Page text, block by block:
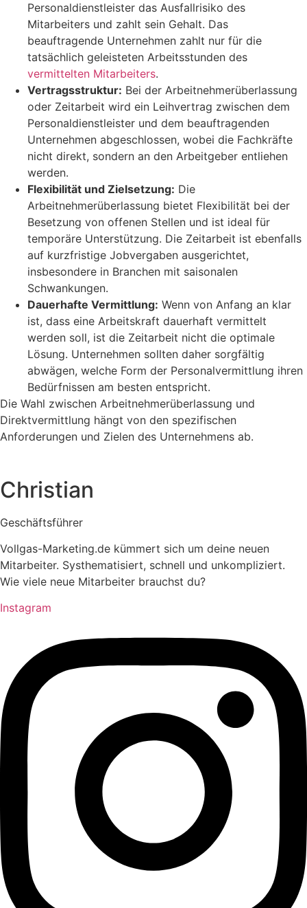
Personaldienstleister das Ausfallrisiko des
Mitarbeiters und zahlt sein Gehalt. Das
beauftragende Unternehmen zahlt nur für die
tatsächlich geleisteten Arbeitsstunden des
vermittelten Mitarbeiters.
Vertragsstruktur: Bei der Arbeitnehmerüberlassung
oder Zeitarbeit wird ein Leihvertrag zwischen dem
Personaldienstleister und dem beauftragenden
Unternehmen abgeschlossen, wobei die Fachkräfte
nicht direkt, sondern an den Arbeitgeber entliehen
werden.
Flexibilität und Zielsetzung: Die
Arbeitnehmerüberlassung bietet Flexibilität bei der
Besetzung von offenen Stellen und ist ideal für
temporäre Unterstützung. Die Zeitarbeit ist ebenfalls
auf kurzfristige Jobvergaben ausgerichtet,
insbesondere in Branchen mit saisonalen
Schwankungen.
Dauerhafte Vermittlung: Wenn von Anfang an klar
ist, dass eine Arbeitskraft dauerhaft vermittelt
werden soll, ist die Zeitarbeit nicht die optimale
Lösung. Unternehmen sollten daher sorgfältig
abwägen, welche Form der Personalvermittlung ihren
Bedürfnissen am besten entspricht.
Die Wahl zwischen Arbeitnehmerüberlassung und
Direktvermittlung hängt von den spezifischen
Anforderungen und Zielen des Unternehmens ab.
Christian
Geschäftsführer
Vollgas-Marketing.de kümmert sich um deine neuen
Mitarbeiter. Systhematisiert, schnell und unkompliziert.
Wie viele neue Mitarbeiter brauchst du?
Instagram